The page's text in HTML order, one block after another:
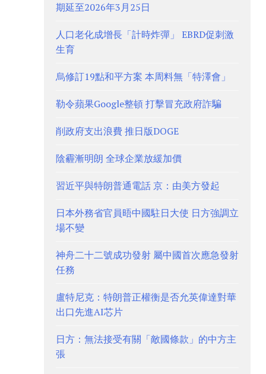
期延至2026年3月25日
人口老化成增長「計時炸彈」 EBRD促刺激
生育
烏修訂19點和平方案 本周料無「特澤會」
勒令蘋果Google整頓 打擊冒充政府詐騙
削政府支出浪費 推日版DOGE
陰霾漸明朗 全球企業放緩加價
習近平與特朗普通電話 京：由美方發起
日本外務省官員晤中國駐日大使 日方強調立
場不變
神舟二十二號成功發射 屬中國首次應急發射
任務
盧特尼克：特朗普正權衡是否允英偉達對華
出口先進AI芯片
日方：無法接受有關「敵國條款」的中方主
張